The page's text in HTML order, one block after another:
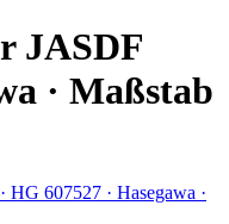
JASDF
· Maßstab